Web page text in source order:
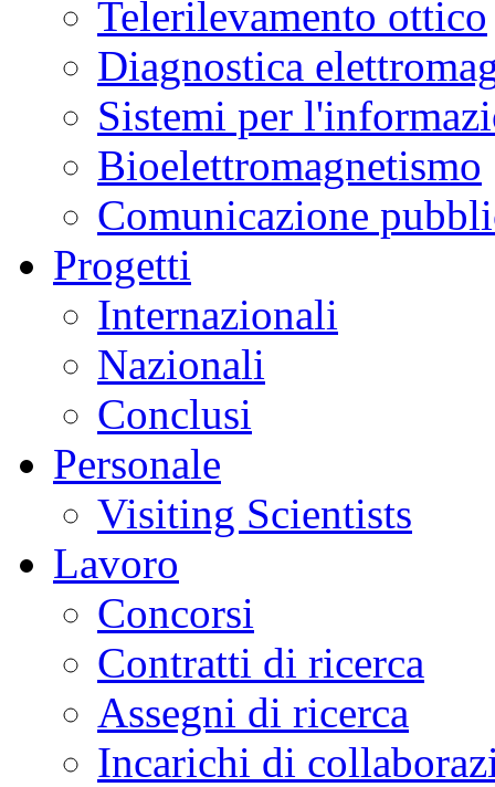
Telerilevamento ottico
Diagnostica
Sistemi per
Bioelettromagnetismo
Comunicazione
Progetti
Internazionali
Nazionali
Conclusi
Personale
Visiting Scientists
Lavoro
Concorsi
Contratti di ricerca
Assegni di ricerca
Incarichi di